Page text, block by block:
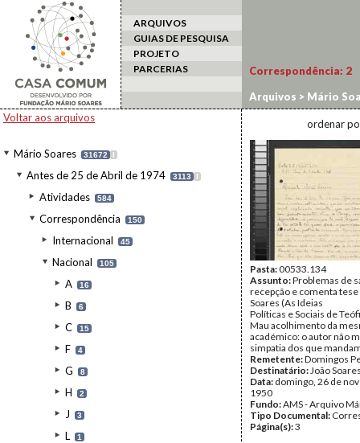
ARQUIVOS
GUIAS DE PESQUISA
PROJETO
PARCERIAS
Voltar aos arquivos
Mário Soares 31672 I
Antes de 25 de Abril de 1974 3113 I
Atividades 584
Correspondência 150
Internacional 45
Nacional 105
A 16
B 6
C 15
F 4
G 8
H 2
J 3
L 1
Correspondência: 2
Arquivos > Mário
Domingos
ordenar
Pasta:00533.134
Assunto:Problemas de
recepção e comenta
Soares (As Ideias
Políticas e Sociais de
Mau acolhimento da
académico: o autor não
simpatia dos que
Remetente:Domingos
Destinatário:João
Data: domingo, 26 de
1950
Fundo:AMS - Arquivo
Tipo Documental:
Página(s):3